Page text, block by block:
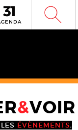
W
&VOIR
ÉVÈNEMENTS,